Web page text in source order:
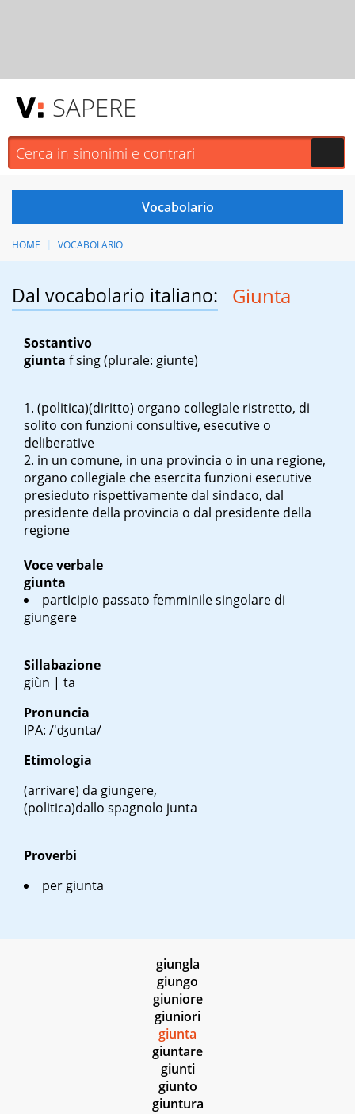
SAPERE
HOME VOCABOLARIO
Dal vocabolario italiano: Giunta
Sostantivo
giunta f sing(plurale: giunte)
(politica)(diritto) organo collegiale ristretto, di
solito con funzioni consultive, esecutive o
deliberative
in un comune, in una provincia o in una regione,
organo collegiale che esercita funzioni esecutive
presieduto rispettivamente dal sindaco, dal
presidente della provincia o dal presidente della
regione
Voce verbale
giunta
participio passato femminile singolare di
giungere
Sillabazione
giùn | ta
Pronuncia
IPA: /'ʤunta/
Etimologia
(arrivare) da giungere,
(politica)dallo spagnolo junta
Proverbi
per giunta
giungla
giungo
giuniore
giuniori
giunta
giuntare
giunti
giunto
giuntura